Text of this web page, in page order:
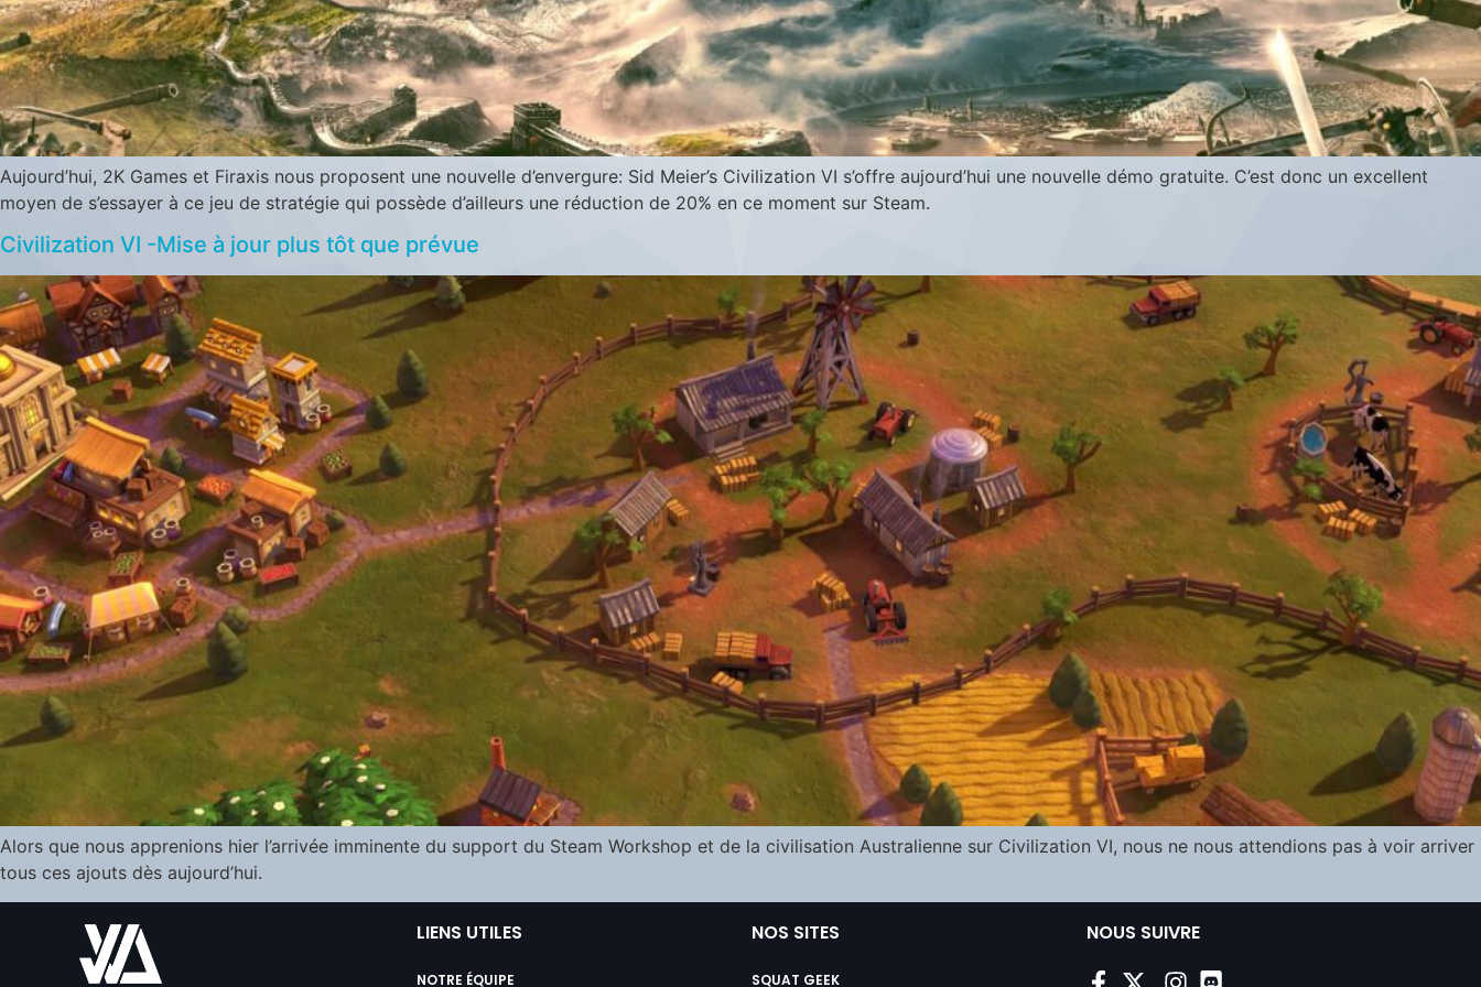
Aujourd’hui, 2K Games et Firaxis nous proposent une nouvelle d’envergure: Sid Meier’s Civilization VI s’offre aujourd’hui une nouvelle démo gratuite. C’est donc un excellent
moyen de s’essayer à ce jeu de stratégie qui possède d’ailleurs une réduction de 20% en ce moment sur Steam.
Civilization VI -Mise à jour plus tôt que prévue
Alors que nous apprenions hier l’arrivée imminente du support du Steam Workshop et de la civilisation Australienne sur Civilization VI, nous ne nous attendions pas à voir arriver
tous ces ajouts dès aujourd’hui.
LIENS UTILES
NOTRE ÉQUIPE
NOS SITES
SQUAT GEEK
NOUS SUIVRE